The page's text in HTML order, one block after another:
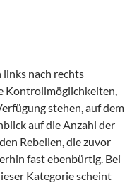
nach rechts
Kontrollmöglichkeiten,
stehen, auf dem
auf die Anzahl der
Rebellen, die zuvor
fast ebenbürtig. Bei
Kategorie scheint